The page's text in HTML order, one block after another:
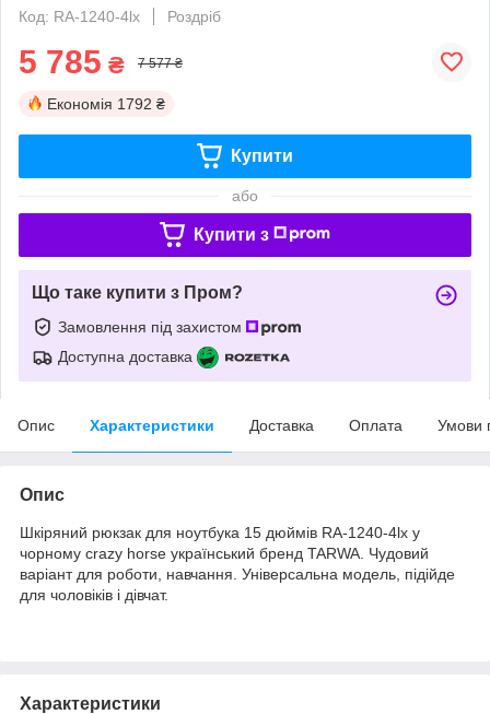
Код: RA-1240-4lx
Роздріб
5 785 ₴ 7 577 ₴
Економія 1792 ₴
Купити
або
Купити з
Що таке купити з Пром?
Замовлення під захистом
Доступна доставка
Опис Характеристики Доставка Оплата Умови
Опис
Шкіряний рюкзак для ноутбука 15 дюймів RA-1240-4lx у
чорному crazy horse український бренд TARWA. Чудовий
варіант для роботи, навчання. Універсальна модель, підійде
для чоловіків і дівчат.
Характеристики